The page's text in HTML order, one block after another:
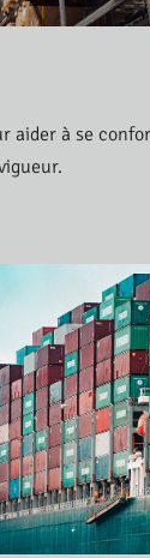
aider à se